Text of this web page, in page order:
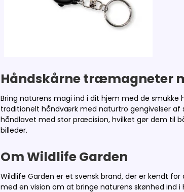
Håndskårne træmagneter
Bring naturens magi ind i dit hjem med de
traditionelt håndværk med naturtro gengivelser af
håndlavet med stor præcision, hvilket gør dem til
billeder.
Om Wildlife Garden
Wildlife Garden er et svensk brand, der er kendt
med en vision om at bringe naturens skønhed ind